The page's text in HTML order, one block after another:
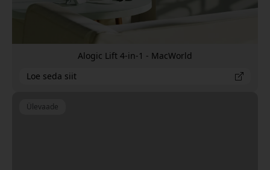
Alogic Lift 4-in-1 - MacWorld
Loe seda siit
Ülevaade